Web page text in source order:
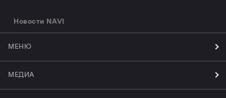
Новости NAVI
МЕНЮ
МЕДИА